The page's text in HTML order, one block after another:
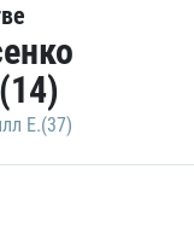
Е.(37)